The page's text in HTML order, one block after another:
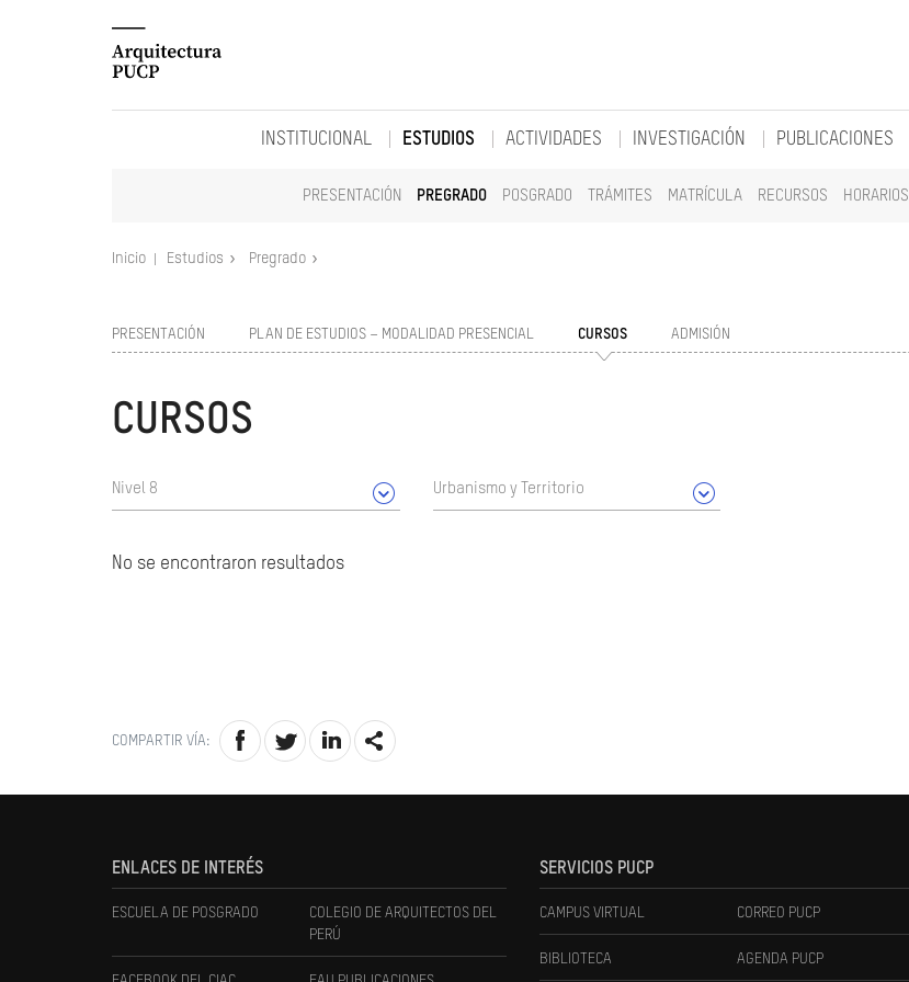
INSTITUCIONAL ESTUDIOS
PRESENTACIÓN PREGRADO POSGRADO TRÁMITES MATRÍCULA RECURSOS HORARIOS
ACTIVIDADES INVESTIGACIÓN PUBLICACIONES
Inicio Estudios Pregrado
PRESENTACIÓN PLAN DE ESTUDIOS – MODALIDAD PRESENCIAL CURSOS ADMISIÓN
CURSOS
Nivel 8 Urbanismo y Territorio
No se encontraron resultados
COMPARTIR VÍA:
ENLACES DE INTERÉS
ESCUELA DE POSGRADO
COLEGIO DE ARQUITECTOS DEL
PERÚ
SERVICIOS PUCP
CAMPUS VIRTUAL CORREO PUCP
BIBLIOTECA AGENDA PUCP